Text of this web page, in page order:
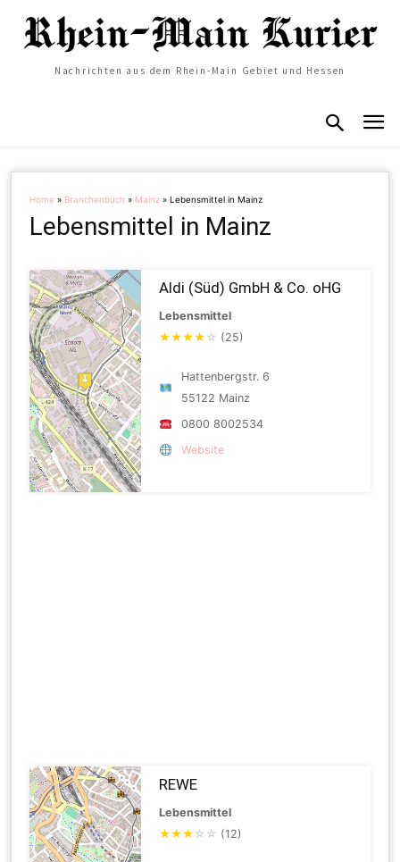
Nachrichten aus dem Rhein-Main Gebiet und Hessen
Home » Branchenbuch » Mainz »Lebensmittel in Mainz
Lebensmittel in Mainz
Aldi (Süd) GmbH & Co. oHG
Lebensmittel
★★★★ ☆ (25)
Hattenbergstr. 6
55122 Mainz
0800 8002534
Website
REWE
Lebensmittel
★★★ ☆ ☆ (12)